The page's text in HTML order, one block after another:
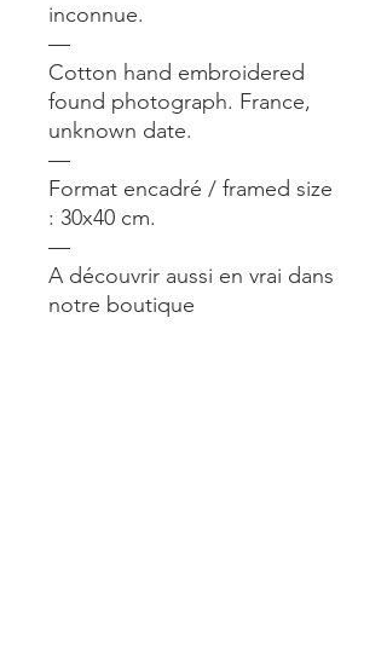
inconnue.
—
Cotton hand embroidered
found photograph. France,
unknown date.
—
Format encadré / framed size
: 30x40 cm.
—
A découvrir aussi en vrai dans
notre boutique